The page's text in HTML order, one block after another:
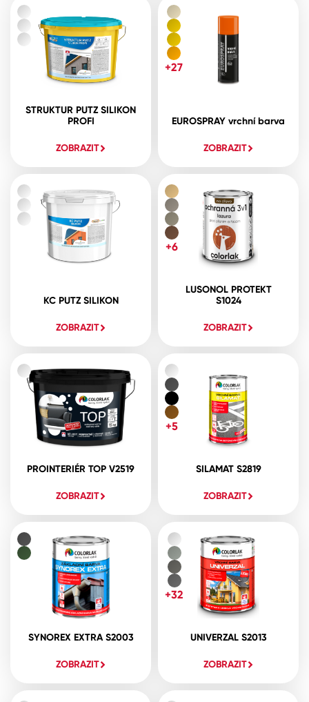
STRUKTUR PUTZ SILIKON
PROFI
ZOBRAZIT
EUROSPRAY vrchní barva
ZOBRAZIT
+27
KC PUTZ SILIKON
ZOBRAZIT
LUSONOL PROTEKT
S1024
ZOBRAZIT
+6
PROINTERIÉR TOP V2519
ZOBRAZIT
SILAMAT S2819
ZOBRAZIT
+5
SYNOREX EXTRA S2003
ZOBRAZIT
UNIVERZAL S2013
ZOBRAZIT
+32